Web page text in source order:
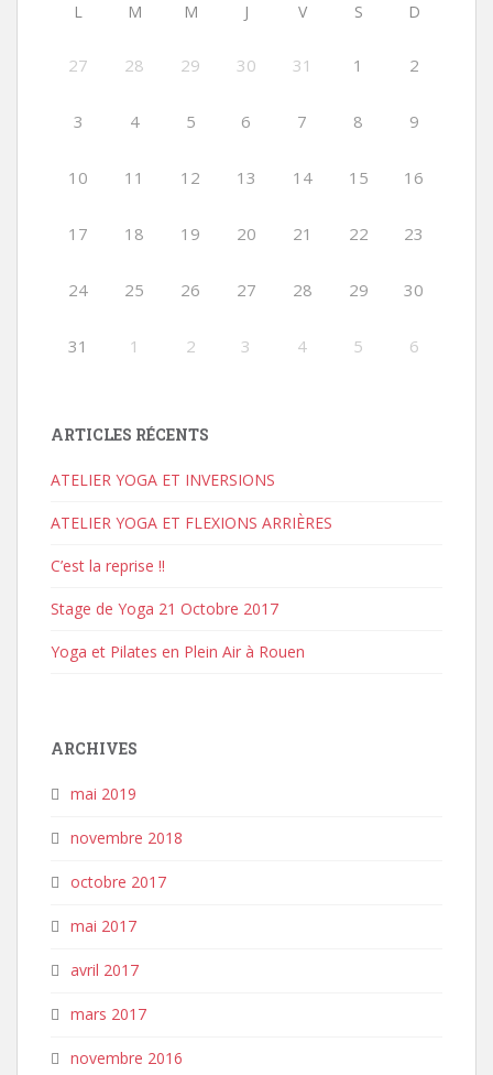
L M M J V S D
27 28 29 30 31 1 2
3 4 5 6 7 8 9
10 11 12 13 14 15 16
17 18 19 20 21 22 23
24 25 26 27 28 29 30
31 1 2 3 4 5 6
ARTICLES RÉCENTS
ATELIER YOGA ET INVERSIONS
ATELIER YOGA ET FLEXIONS ARRIÈRES
C’est la reprise !!
Stage de Yoga 21 Octobre 2017
Yoga et Pilates en Plein Air à Rouen
ARCHIVES
mai 2019
novembre 2018
octobre 2017
mai 2017
avril 2017
mars 2017
novembre 2016